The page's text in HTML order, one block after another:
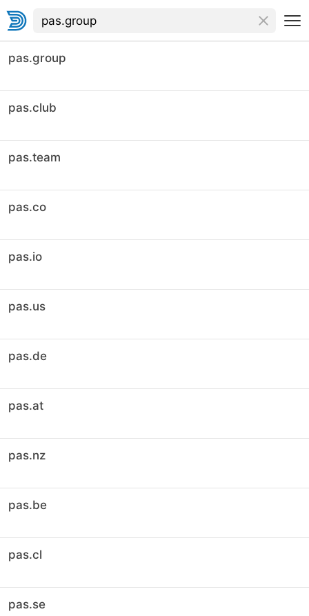
pas.group
pas.club
pas.team
pas.co
pas.io
pas.us
pas.de
pas.at
pas.nz
pas.be
pas.cl
pas.se